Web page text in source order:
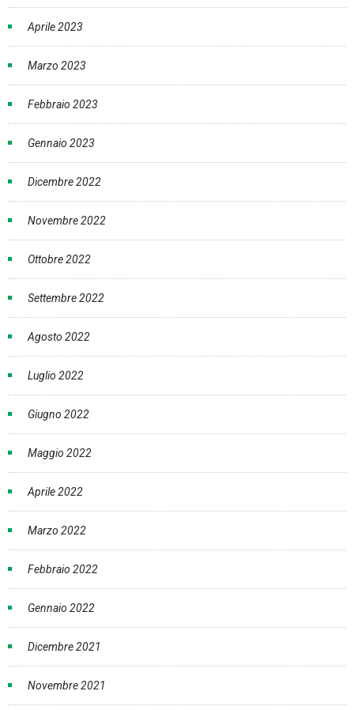
Aprile 2023
Marzo 2023
Febbraio 2023
Gennaio 2023
Dicembre 2022
Novembre 2022
Ottobre 2022
Settembre 2022
Agosto 2022
Luglio 2022
Giugno 2022
Maggio 2022
Aprile 2022
Marzo 2022
Febbraio 2022
Gennaio 2022
Dicembre 2021
Novembre 2021